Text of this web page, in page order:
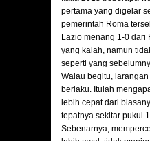
pertama yang digelar
pemerintah Roma
Lazio menang 1-0 dari
yang kalah, namun
seperti yang
Walau begitu,
berlaku. Itulah
lebih cepat dari
tepatnya sekitar pukul
Sebenarnya,